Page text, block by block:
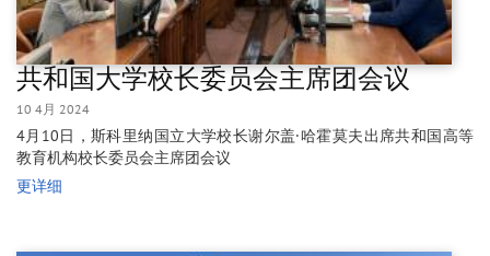
共和国大学校长委员会主席团会议
10 4月 2024
4月10日，斯科里纳国立大学校长谢尔盖·哈霍莫夫出席共和国高等
教育机构校长委员会主席团会议
更详细